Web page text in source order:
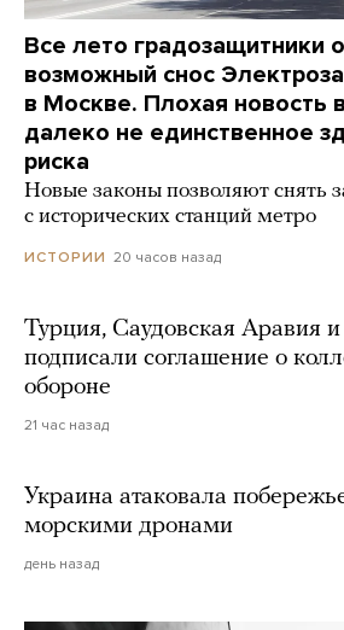
Все лето градозащитники
возможный снос
в Москве. Плохая новость
далеко не единственное
риска
Новые законы позволяют снять
с исторических станций метро
ИСТОРИИ 20 часов назад
Турция, Саудовская Аравия
подписали соглашение о
обороне
21 час назад
Украина атаковала
морскими дронами
день назад